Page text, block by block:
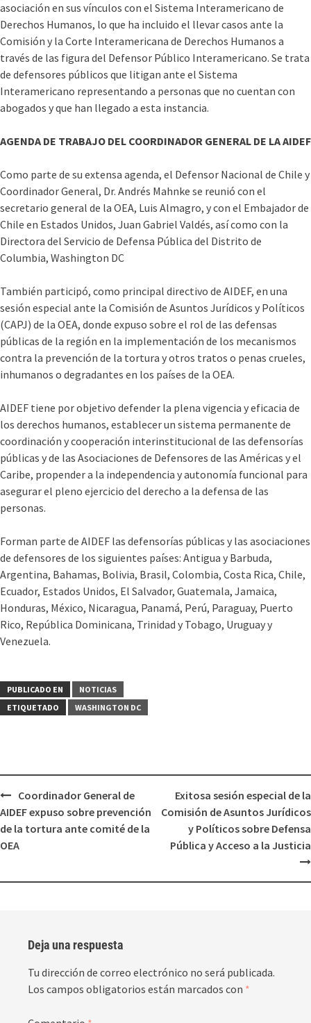
asociación en sus ví­nculos con el Sistema Interamericano de
Derechos Humanos, lo que ha incluido el llevar casos ante la
Comisión y la Corte Interamericana de Derechos Humanos a
través de las figura del Defensor Público Interamericano. Se trata
de defensores públicos que litigan ante el Sistema
Interamericano representando a personas que no cuentan con
abogados y que han llegado a esta instancia.
AGENDA DE TRABAJO DEL COORDINADOR GENERAL DE LA AIDEF
Como parte de su extensa agenda, el Defensor Nacional de Chile y
Coordinador General, Dr. Andrés Mahnke se reunió con el
secretario general de la OEA, Luis Almagro, y con el Embajador de
Chile en Estados Unidos, Juan Gabriel Valdés, así­ como con la
Directora del Servicio de Defensa Pública del Distrito de
Columbia, Washington DC
También participó, como principal directivo de AIDEF, en una
sesión especial ante la Comisión de Asuntos Jurí­dicos y Polí­ticos
(CAPJ) de la OEA, donde expuso sobre el rol de las defensas
públicas de la región en la implementación de los mecanismos
contra la prevención de la tortura y otros tratos o penas crueles,
inhumanos o degradantes en los paí­ses de la OEA.
AIDEF tiene por objetivo defender la plena vigencia y eficacia de
los derechos humanos, establecer un sistema permanente de
coordinación y cooperación interinstitucional de las defensorí­as
públicas y de las Asociaciones de Defensores de las Américas y el
Caribe, propender a la independencia y autonomí­a funcional para
asegurar el pleno ejercicio del derecho a la defensa de las
personas.
Forman parte de AIDEF las defensorí­as públicas y las asociaciones
de defensores de los siguientes paí­ses: Antigua y Barbuda,
Argentina, Bahamas, Bolivia, Brasil, Colombia, Costa Rica, Chile,
Ecuador, Estados Unidos, El Salvador, Guatemala, Jamaica,
Honduras, México, Nicaragua, Panamá, Perú, Paraguay, Puerto
Rico, República Dominicana, Trinidad y Tobago, Uruguay y
Venezuela.
PUBLICADO EN
NOTICIAS
ETIQUETADO
WASHINGTON DC
Coordinador General de
AIDEF expuso sobre prevención
de la tortura ante comité de la
OEA
Exitosa sesión especial de la
Comisión de Asuntos Jurídicos
y Políticos sobre Defensa
Pública y Acceso a la Justicia
Deja una respuesta
Tu dirección de correo electrónico no será publicada.
Los campos obligatorios están marcados con *